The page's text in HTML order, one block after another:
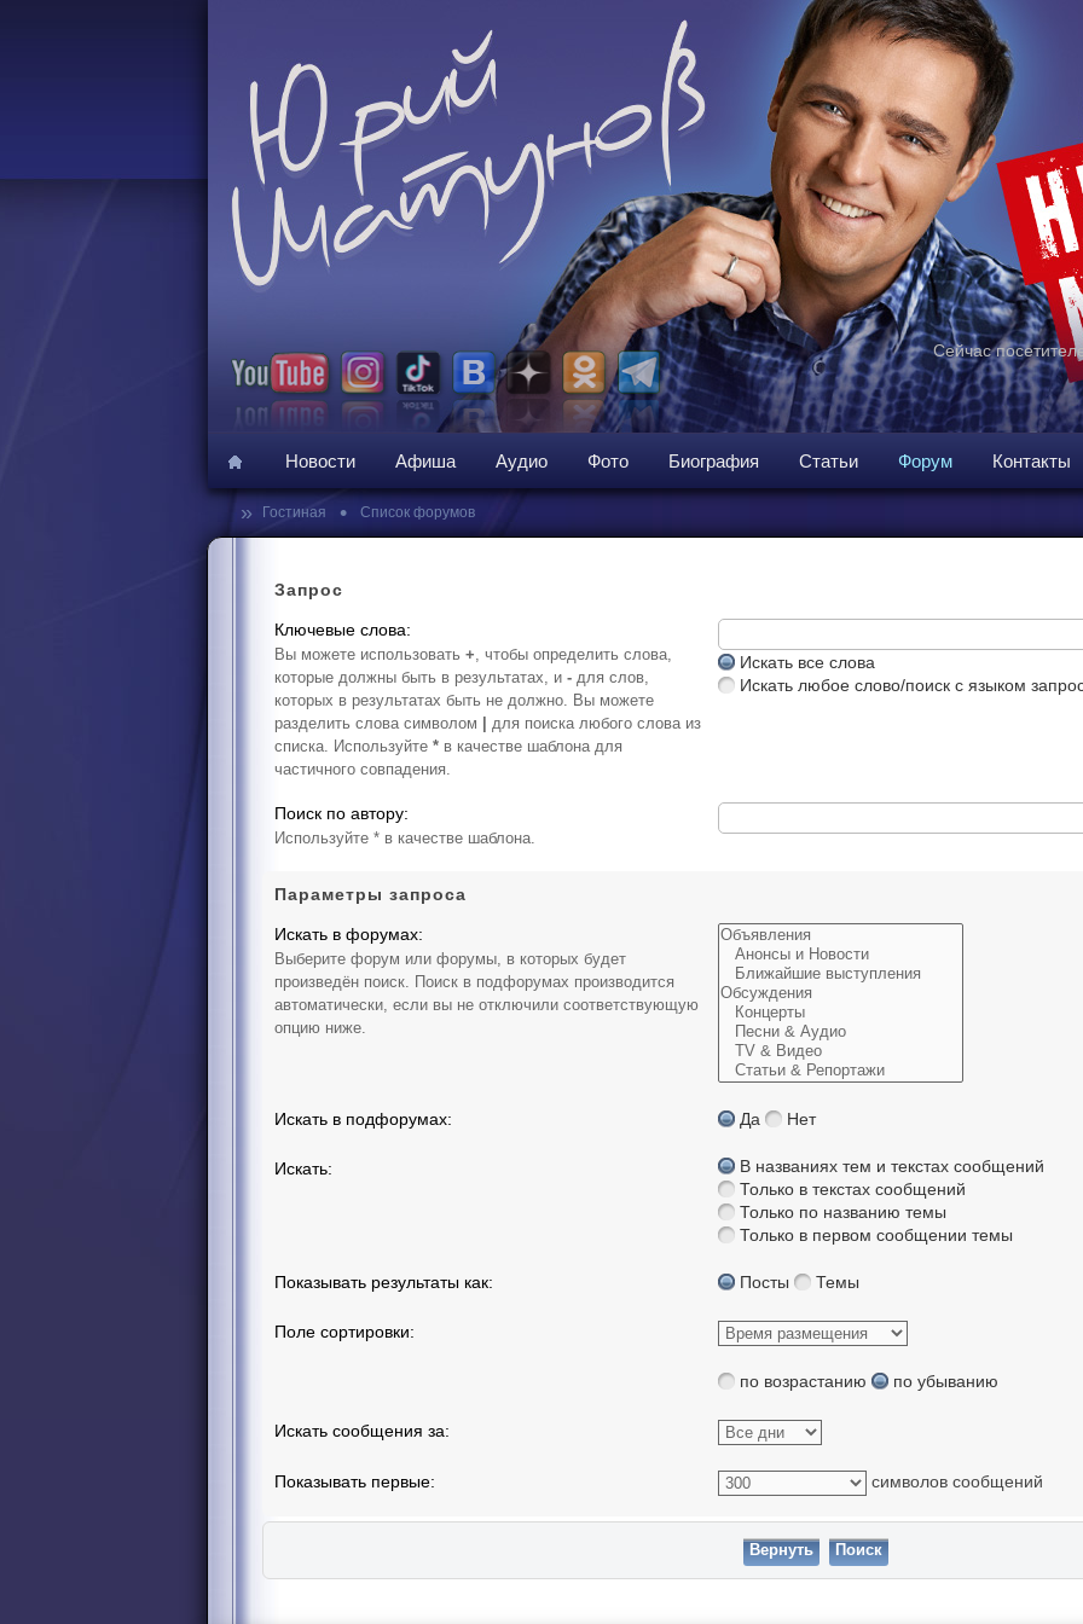
Сейчас
Новости Афиша Аудио Фото Биография Статьи Форум Контакты
» Гостиная • Список форумов
Запрос
Ключевые слова:
Вы можете использовать +, чтобы определить слова,
которые должны быть в результатах, и - для слов,
которых в результатах быть не должно. Вы можете
разделить слова символом
для поиска любого слова из
списка. Используйте * в качестве шаблона для
частичного совпадения.
Искать все слова
Искать любое слово/поиск с языком
Поиск по автору:
Используйте * в качестве шаблона.
Параметры запроса
Искать в форумах:
Выберите форум или форумы, в которых будет
произведён поиск. Поиск в подфорумах производится
автоматически, если вы не отключили соответствующую
опцию ниже.
Искать в подфорумах: Да Нет
Искать:
В названиях тем и текстах сообщений
Только в текстах сообщений
Только по названию темы
Только в первом сообщении темы
Показывать результаты как: Посты Темы
Поле сортировки:
по возрастанию по убыванию
Искать сообщения за:
Показывать первые: символов сообщений